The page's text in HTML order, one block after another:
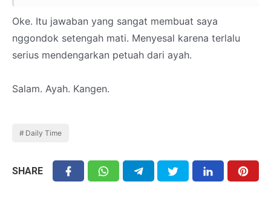
Oke. Itu jawaban yang sangat membuat saya
nggondok setengah mati. Menyesal karena terlalu
serius mendengarkan petuah dari ayah.
Salam. Ayah. Kangen.
Daily Time
SHARE